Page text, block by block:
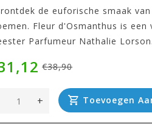
de euforische smaak
Fleur d'Osmanthus is
Parfumeur Nathalie
€38,90
+ Toevoegen